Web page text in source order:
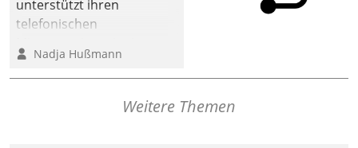
unterstützt ihren
telefonischen
digitalen Cockpit, das
situationsbezogen
passende Fragen und
Nadja Hußmann
Weitere Themen